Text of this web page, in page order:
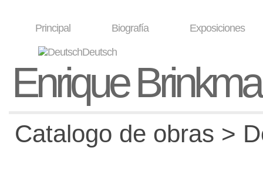
Principal Biografía Exposiciones
Deutsch
Enrique
Catalogo de obras >